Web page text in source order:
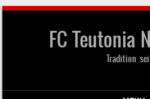
FC Teutonia
Tradition